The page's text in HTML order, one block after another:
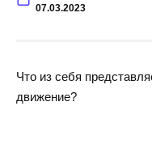
07.03.2023
Что из себя
движение?